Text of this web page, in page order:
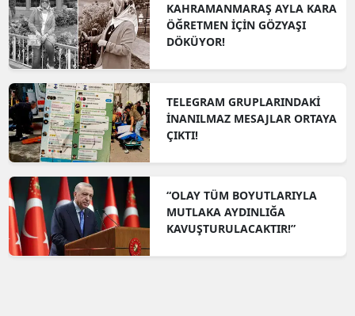
KAHRAMANMARAŞ AYLA KARA
ÖĞRETMEN İÇİN GÖZYAŞI
DÖKÜYOR!
TELEGRAM GRUPLARINDAKİ
İNANILMAZ MESAJLAR ORTAYA
ÇIKTI!
“OLAY TÜM BOYUTLARIYLA
MUTLAKA AYDINLIĞA
KAVUŞTURULACAKTIR!”